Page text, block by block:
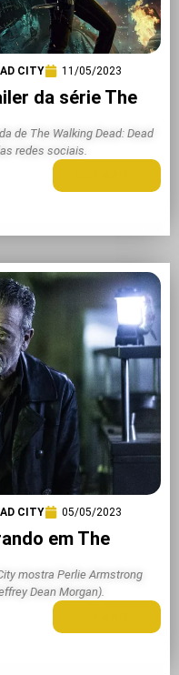
CITY 11/05/2023
da série The
de The Walking Dead: Dead
redes sociais.
CITY 05/05/2023
em The
mostra Perlie Armstrong
Dean Morgan).